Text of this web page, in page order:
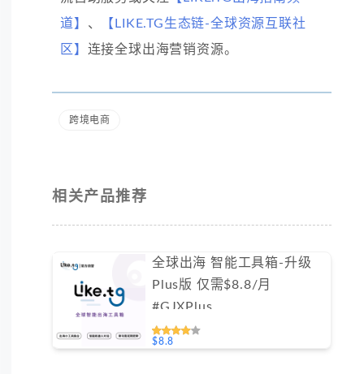
道】 、
【LIKE.TG生态链-全球资源互联社
区】 连接全球出海营销资源。
跨境电商
相关产品推荐
全球出海 智能工具箱-升级
Plus版 仅需$8.8/月
#GJXPlus
$8.8